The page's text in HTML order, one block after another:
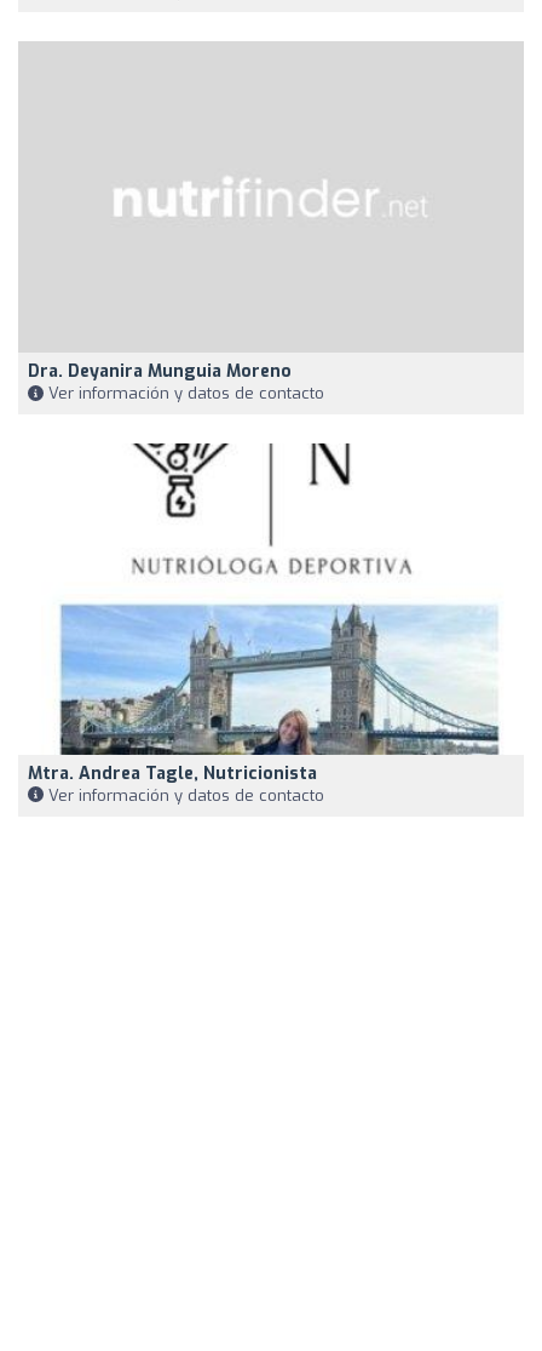
Dra. Deyanira Munguia Moreno
Ver información y datos de contacto
Mtra. Andrea Tagle, Nutricionista
Ver información y datos de contacto